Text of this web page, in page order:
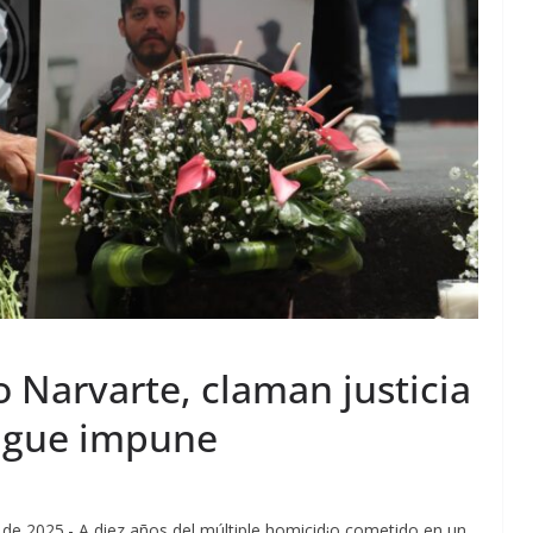
Narvarte, claman justicia
impune